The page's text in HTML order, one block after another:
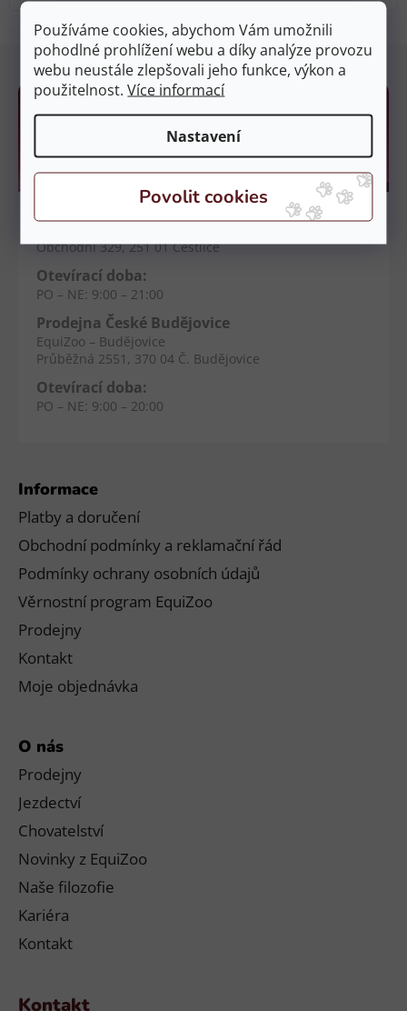
Používáme cookies, abychom Vám umožnili
pohodlné prohlížení webu a díky analýze provozu
webu neustále zlepšovali jeho funkce, výkon a
použitelnost.Více informací
Nastavení
Informace
Platby a doručení
Obchodní podmínky a reklamační řád
Podmínky ochrany osobních údajů
Věrnostní program EquiZoo
Prodejny
Kontakt
Moje objednávka
O nás
Prodejny
Jezdectví
Chovatelství
Novinky z EquiZoo
Naše filozofie
Kariéra
Kontakt
Kontakt
Kamenné prodejny
Obchodní 329, 251 01 Čestlice
Otevírací doba:
PO – NE: 9:00 – 21:00
Prodejna České Budějovice
EquiZoo – Budějovice
Průběžná 2551, 370 04 Č. Budějovice
Otevírací doba:
PO – NE: 9:00 – 20:00